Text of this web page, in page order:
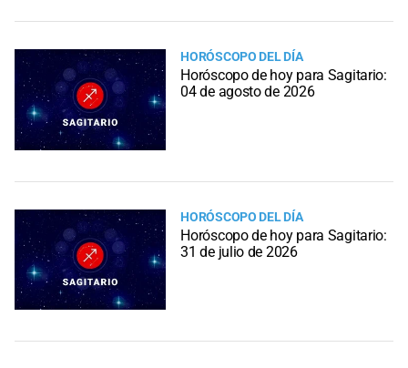
HORÓSCOPO DEL DÍA
Horóscopo de hoy para Sagitario:
04 de agosto de 2026
HORÓSCOPO DEL DÍA
Horóscopo de hoy para Sagitario:
31 de julio de 2026